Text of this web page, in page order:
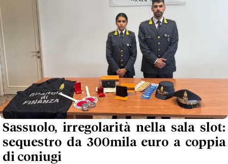
Sassuolo, irregolarità nella sala slot:
sequestro da 300mila euro a coppia
di coniugi